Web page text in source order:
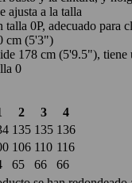
ajusta a la talla
talla 0P, adecuado para
cm (5'3")
178 cm (5'9.5"), tiene
0
2 3
4
135 135 136
106 110 116
65 66
66